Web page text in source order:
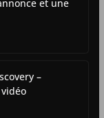
et une
–